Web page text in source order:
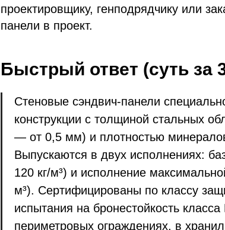
проектировщику, генподрядчику или
панели в проект.
Быстрый ответ (суть за
Стеновые сэндвич-панели
конструкции с толщиной стальных
— от 0,5 мм) и плотностью
Выпускаются в двух исполнениях:
120 кг/м³) и исполнение
м³). Сертифицированы по классу
испытания на бронестойкость
периметровых ограждениях, в